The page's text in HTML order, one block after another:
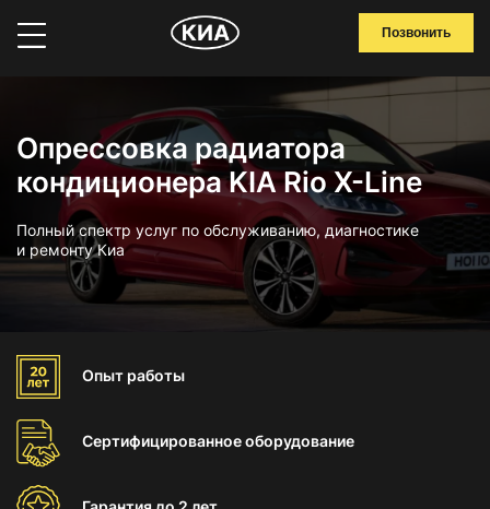
Позвонить
Опрессовка радиатора
кондиционера KIA Rio X-Line
Полный спектр услуг по обслуживанию, диагностике
и ремонту Киа
Опыт работы
Сертифицированноеоборудование